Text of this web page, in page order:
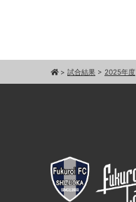
> 試合結果 > 2025年度